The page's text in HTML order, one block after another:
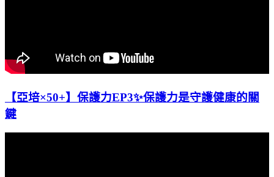
【亞培×50+】保護力EP3✨保護力是守護健康的關
鍵